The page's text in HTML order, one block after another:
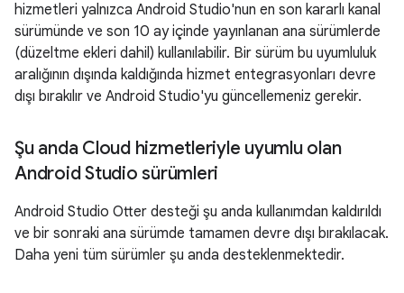
hizmetleri yalnızca Android Studio'nun en son kararlı kanal
sürümünde ve son 10 ay içinde yayınlanan ana sürümlerde
(düzeltme ekleri dahil) kullanılabilir. Bir sürüm bu uyumluluk
aralığının dışında kaldığında hizmet entegrasyonları devre
dışı bırakılır ve Android Studio'yu güncellemeniz gerekir.
Şu anda Cloud hizmetleriyle uyumlu olan
Android Studio sürümleri
Android Studio Otter desteği şu anda kullanımdan kaldırıldı
ve bir sonraki ana sürümde tamamen devre dışı bırakılacak.
Daha yeni tüm sürümler şu anda desteklenmektedir.